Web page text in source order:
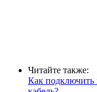
Читайте также:
Как подключить